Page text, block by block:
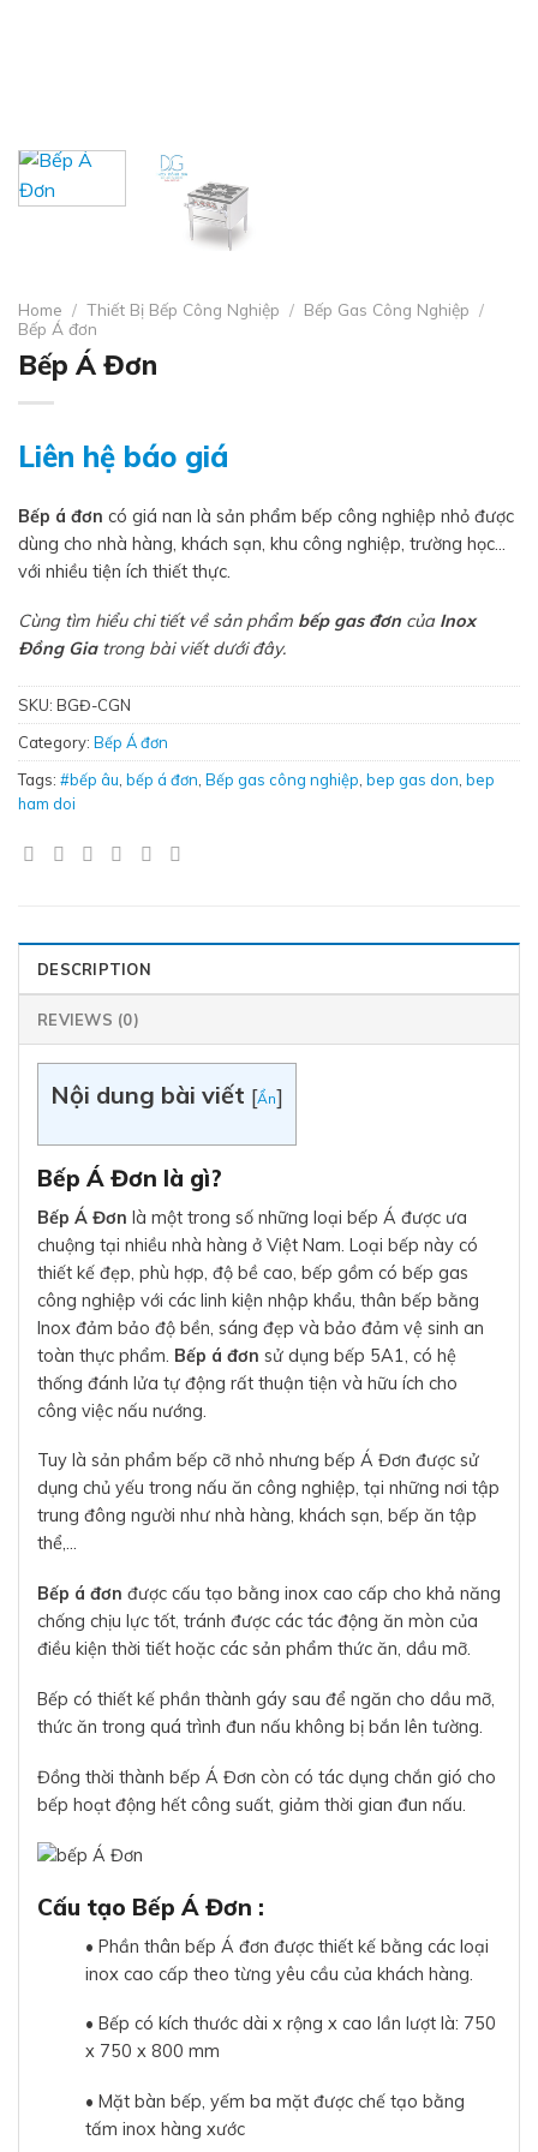
Home / Thiết Bị Bếp Công Nghiệp / Bếp Gas Công Nghiệp /
Bếp Á đơn
Bếp Á Đơn
Liên hệ báo giá
Bếp á đơn có giá nan là sản phẩm bếp công nghiệp nhỏ được
dùng cho nhà hàng, khách sạn, khu công nghiệp, trường học…
với nhiều tiện ích thiết thực.
Cùng tìm hiểu chi tiết về sản phẩm bếp gas đơn của Inox
Đồng Giatrong bài viết dưới đây.
SKU: BGĐ-CGN
Category: Bếp Á đơn
Tags: #bếp âu bếp á đơn Bếp gas công nghiệp bep gas don bep
ham doi
DESCRIPTION
REVIEWS (0)
Nội dung bài viết [Ẩn]
Bếp Á Đơn là gì?
Bếp Á Đơn là một trong số những loại bếp Á được ưa
chuộng tại nhiều nhà hàng ở Việt Nam. Loại bếp này có
thiết kế đẹp, phù hợp, độ bề cao, bếp gồm có bếp gas
công nghiệp với các linh kiện nhập khẩu, thân bếp bằng
Inox đảm bảo độ bền, sáng đẹp và bảo đảm vệ sinh an
toàn thực phẩm. Bếp á đơn sử dụng bếp 5A1, có hệ
thống đánh lửa tự động rất thuận tiện và hữu ích cho
công việc nấu nướng.
Tuy là sản phẩm bếp cỡ nhỏ nhưng bếp Á Đơn được sử
dụng chủ yếu trong nấu ăn công nghiệp, tại những nơi tập
trung đông người như nhà hàng, khách sạn, bếp ăn tập
thể,…
Bếp á đơn được cấu tạo bằng inox cao cấp cho khả năng
chống chịu lực tốt, tránh được các tác động ăn mòn của
điều kiện thời tiết hoặc các sản phẩm thức ăn, dầu mỡ.
Bếp có thiết kế phần thành gáy sau để ngăn cho dầu mỡ,
thức ăn trong quá trình đun nấu không bị bắn lên tường.
Đồng thời thành bếp Á Đơn còn có tác dụng chắn gió cho
bếp hoạt động hết công suất, giảm thời gian đun nấu.
Cấu tạo Bếp Á Đơn :
• Phần thân bếp Á đơn được thiết kế bằng các loại
inox cao cấp theo từng yêu cầu của khách hàng.
• Bếp có kích thước dài x rộng x cao lần lượt là: 750
x 750 x 800 mm
• Mặt bàn bếp, yếm ba mặt được chế tạo bằng
tấm inox hàng xước